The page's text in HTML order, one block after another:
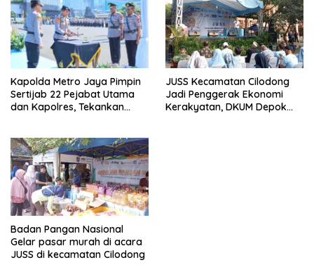
Kapolda Metro Jaya Pimpin
Sertijab 22 Pejabat Utama
dan Kapolres, Tekankan
JUSS Kecamatan Cilodong
Jadi Penggerak Ekonomi
Kerakyatan, DKUM Depok
Badan Pangan Nasional
Gelar pasar murah di acara
JUSS di kecamatan Cilodong